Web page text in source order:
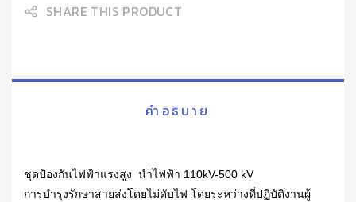
SHARE THIS PRODUCT
คำอธิบาย
ชุดป้องกันไฟฟ้าแรงสูง นำไฟฟ้า 110kV-500 kV
การบำรุงรักษาสายส่งโดยไม่ดับไฟ โดยระหว่างที่ปฏิบัติงานผู้